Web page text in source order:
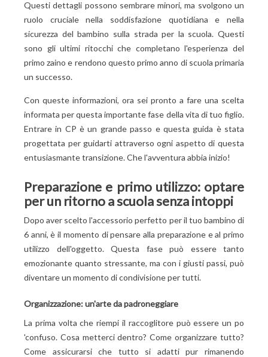
Questi dettagli possono sembrare minori, ma svolgono un
ruolo cruciale nella soddisfazione quotidiana e nella
sicurezza del bambino sulla strada per la scuola. Questi
sono gli ultimi ritocchi che completano l'esperienza del
primo zaino e rendono questo primo anno di scuola primaria
un successo.
Con queste informazioni, ora sei pronto a fare una scelta
informata per questa importante fase della vita di tuo figlio.
Entrare in CP è un grande passo e questa guida è stata
progettata per guidarti attraverso ogni aspetto di questa
entusiasmante transizione. Che l'avventura abbia inizio!
Preparazione e primo utilizzo: optare
per un ritorno a scuola senza intoppi
Dopo aver scelto l'accessorio perfetto per il tuo bambino di
6 anni, è il momento di pensare alla preparazione e al primo
utilizzo dell'oggetto. Questa fase può essere tanto
emozionante quanto stressante, ma con i giusti passi, può
diventare un momento di condivisione per tutti.
Organizzazione: un'arte da padroneggiare
La prima volta che riempi il raccoglitore può essere un po
'confuso. Cosa metterci dentro? Come organizzare tutto?
Come assicurarsi che tutto si adatti pur rimanendo